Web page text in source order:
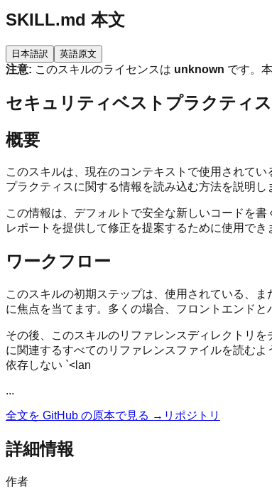
SKILL.md 本文
日本語訳 英語原文
注意: このスキルのライセンスは unknown です。
セキュリティベストプラクティス
概要
このスキルは、現在のコンテキストで使用されて
プラクティスに関する情報を読み込む方法を説明し
この情報は、デフォルトで安全な新しいコードを
レポートを提供して修正を提案するために使用でき
ワークフロー
このスキルの初期ステップは、使用されている、
に焦点を当てます。多くの場合、フロントエンド
その後、このスキルのリファレンスディレクトリ
に関連するすべてのリファレンスファイルを読む
依存しない `<lan
...
全文を GitHub の原本で見る → リポジトリ
詳細情報
作者